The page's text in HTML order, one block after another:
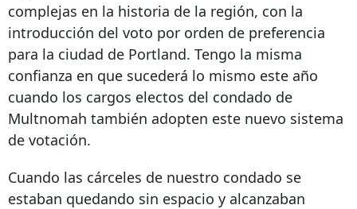
complejas en la historia de la región, con la
introducción del voto por orden de preferencia
para la ciudad de Portland. Tengo la misma
confianza en que sucederá lo mismo este año
cuando los cargos electos del condado de
Multnomah también adopten este nuevo sistema
de votación.
Cuando las cárceles de nuestro condado se
estaban quedando sin espacio y alcanzaban